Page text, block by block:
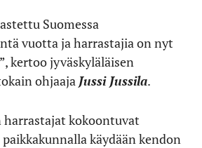
Suomessa
vuotta ja harrastajia on nyt
kertoo jyväskyläläisen
ohjaaja Jussi Jussila.
harrastajat kokoontuvat
käydään kendon